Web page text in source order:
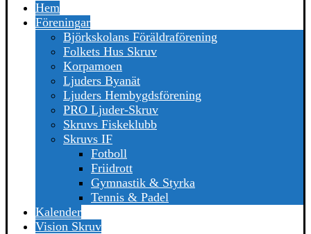
Hem
Föreningar
Björkskolans Föräldraförening
Folkets Hus Skruv
Korpamoen
Ljuders Byanät
Ljuders Hembygdsförening
PRO Ljuder-Skruv
Skruvs Fiskeklubb
Skruvs IF
Fotboll
Friidrott
Gymnastik & Styrka
Tennis & Padel
Kalender
Vision Skruv